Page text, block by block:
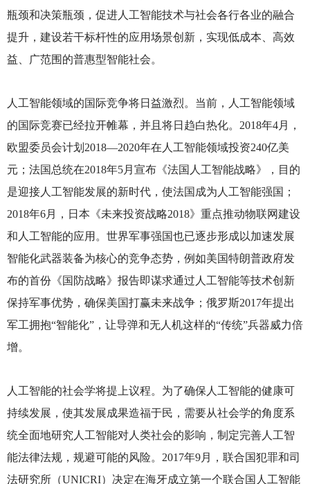
瓶颈和决策瓶颈，促进人工智能技术与社会各行各业的融合
提升，建设若干标杆性的应用场景创新，实现低成本、高效
益、广范围的普惠型智能社会。
人工智能领域的国际竞争将日益激烈。当前，人工智能领域
的国际竞赛已经拉开帷幕，并且将日趋白热化。2018年4月，
欧盟委员会计划2018—2020年在人工智能领域投资240亿美
元；法国总统在2018年5月宣布《法国人工智能战略》，目的
是迎接人工智能发展的新时代，使法国成为人工智能强国；
2018年6月，日本《未来投资战略2018》重点推动物联网建设
和人工智能的应用。世界军事强国也已逐步形成以加速发展
智能化武器装备为核心的竞争态势，例如美国特朗普政府发
布的首份《国防战略》报告即谋求通过人工智能等技术创新
保持军事优势，确保美国打赢未来战争；俄罗斯2017年提出
军工拥抱“智能化”，让导弹和无人机这样的“传统”兵器威力倍
增。
人工智能的社会学将提上议程。为了确保人工智能的健康可
持续发展，使其发展成果造福于民，需要从社会学的角度系
统全面地研究人工智能对人类社会的影响，制定完善人工智
能法律法规，规避可能的风险。2017年9月，联合国犯罪和司
法研究所（UNICRI）决定在海牙成立第一个联合国人工智能